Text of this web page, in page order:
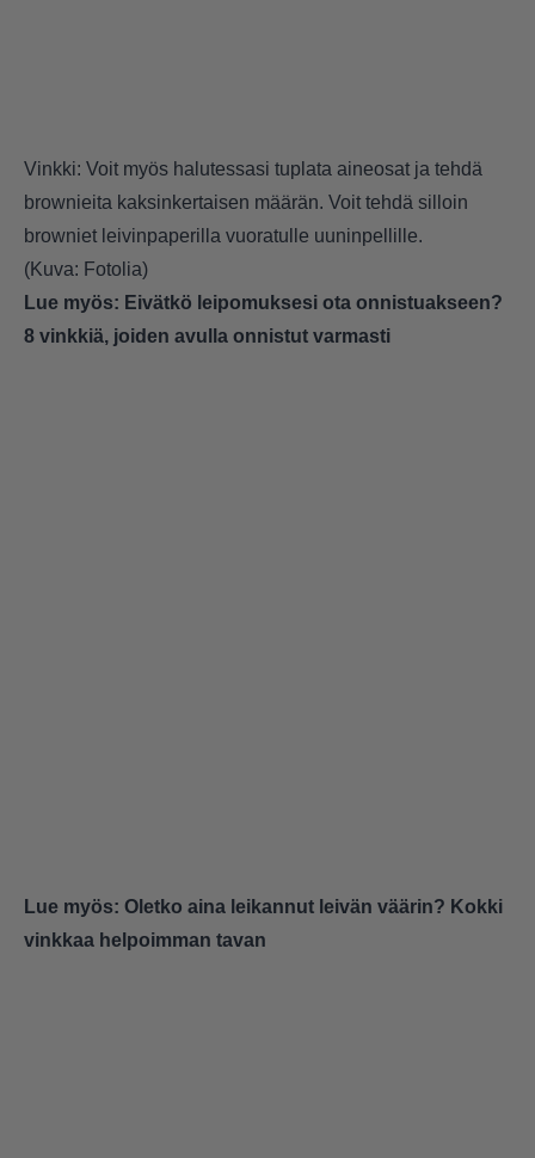
Vinkki: Voit myös halutessasi tuplata aineosat ja tehdä
brownieita kaksinkertaisen määrän. Voit tehdä silloin
browniet leivinpaperilla vuoratulle uuninpellille.
(Kuva: Fotolia)
Lue myös: Eivätkö leipomuksesi ota onnistuakseen?
8 vinkkiä, joiden avulla onnistut varmasti
Lue myös: Oletko aina leikannut leivän väärin? Kokki
vinkkaa helpoimman tavan